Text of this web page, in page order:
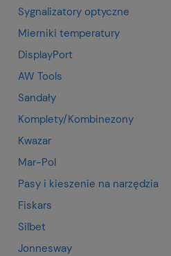
Sygnalizatory optyczne
Mierniki temperatury
DisplayPort
AW Tools
Sandały
Komplety/Kombinezony
Kwazar
Mar-Pol
Pasy i kieszenie na narzędzia
Fiskars
Silbet
Jonnesway